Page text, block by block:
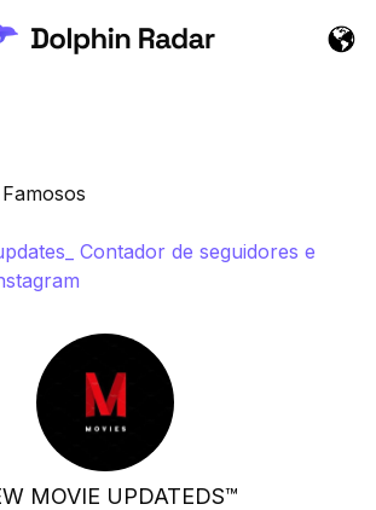
Contador de seguidores e
MOVIE UPDATEDS™